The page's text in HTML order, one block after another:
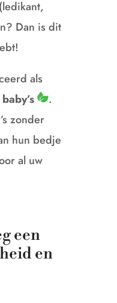
Dan is dit
als
.
zonder
hun bedje
al uw
een
en